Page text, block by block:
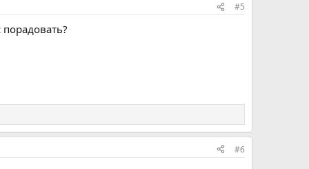
#5
#6